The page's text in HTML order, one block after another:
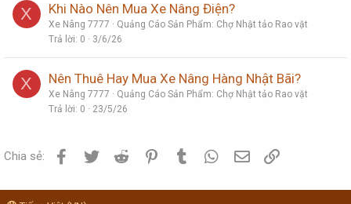
X Khi Nào Nên Mua Xe Nâng Điện?
Xe Nâng 7777
Quảng Cáo Sản Phẩm: Chợ Nhật tảo Rao vặt
Trả lời 0 3/6/26
X Nên Thuê Hay Mua Xe Nâng Hàng Nhật Bãi?
Xe Nâng 7777
Quảng Cáo Sản Phẩm: Chợ Nhật tảo Rao vặt
Trả lời 0 23/5/26
Chia sẻ: Facebook
Twitter Reddit PinterestTumblr WhatsApp
Email